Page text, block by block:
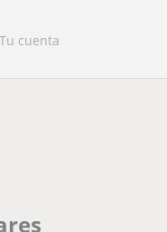
Tu cuenta